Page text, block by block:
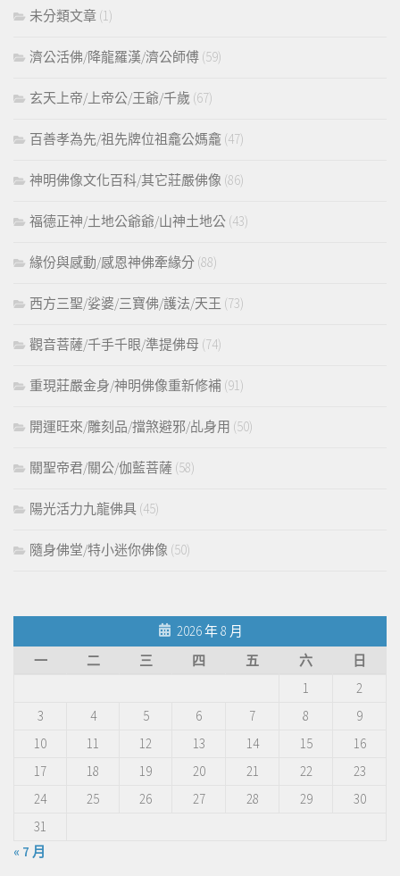
未分類文章 (1)
濟公活佛/降龍羅漢/濟公師傅 (59)
玄天上帝/上帝公/王爺/千歲 (67)
百善孝為先/祖先牌位祖龕公媽龕 (47)
神明佛像文化百科/其它莊嚴佛像 (86)
福德正神/土地公爺爺/山神土地公 (43)
緣份與感動/感恩神佛牽緣分 (88)
西方三聖/娑婆/三寶佛/護法/天王 (73)
觀音菩薩/千手千眼/準提佛母 (74)
重現莊嚴金身/神明佛像重新修補 (91)
開運旺來/雕刻品/擋煞避邪/乩身用 (50)
關聖帝君/關公/伽藍菩薩 (58)
陽光活力九龍佛具 (45)
隨身佛堂/特小迷你佛像 (50)
2026 年 8 月
一
二 三 四 五 六
日
1
2
3
4 5 6 7 8
9
10
11 12 13 14 15
16
17
18 19 20 21 22
23
24
25 26 27 28 29
30
31
« 7 月